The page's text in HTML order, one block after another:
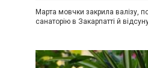
Марта мовчки закрила валізу,
санаторію в Закарпатті й